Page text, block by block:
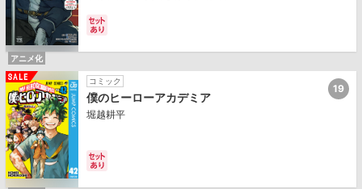
アニメ化
コミック
僕のヒーローアカデミア
堀越耕平
19